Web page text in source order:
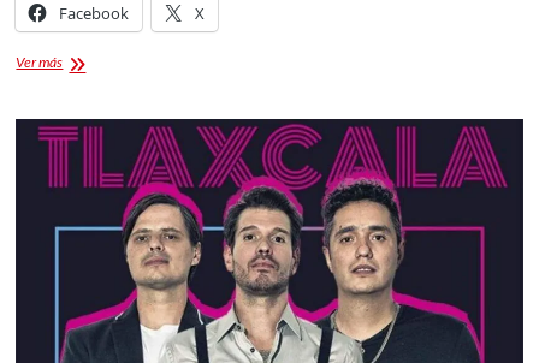
Facebook X
Ver másOBTIENE
DE
BRONCE
HONDURAS